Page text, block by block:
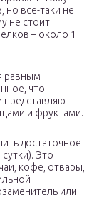
но все-таки не
не стоит
– около 1
равным
что
представляют
и фруктами.
достаточное
Это
кофе, отвары,
или